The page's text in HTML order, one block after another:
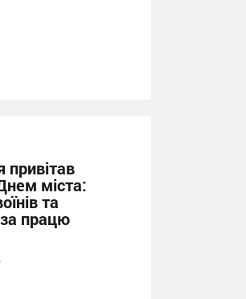
міста:
та
працю